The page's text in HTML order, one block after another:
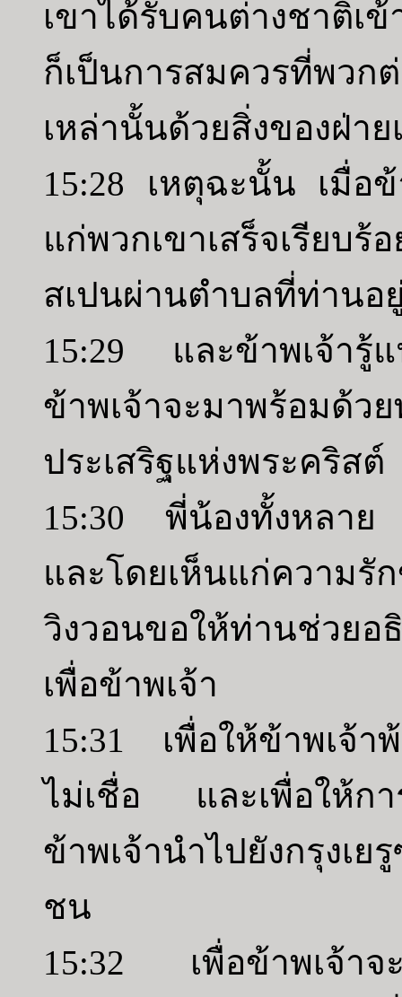
เขาได้รับคนต่างชาติเ
ก็เป็นการสมควรที่พวก
เหล่านั้นด้วยสิ่งของฝ่าย
15:28 เหตุฉะนั้น เมื่อ
แก่พวกเขาเสร็จเรียบร้
สเปนผ่านตำบลที่ท่านอ
15:29 และข้าพเจ้ารู้
ข้าพเจ้าจะมาพร้อมด้ว
ประเสริฐแห่งพระคริสต์
15:30 พี่น้องทั้งหลาย
และโดยเห็นแก่ความ
วิงวอนขอให้ท่านช่วยอ
เพื่อข้าพเจ้า
15:31 เพื่อให้ข้าพเจ้า
ไม่เชื่อ และเพื่อให้กา
ข้าพเจ้านำไปยังกรุงเย
ชน
15:32 เพื่อข้าพเจ้าจ